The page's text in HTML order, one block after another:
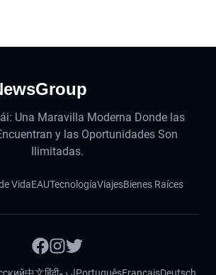
Una Maravilla Moderna Donde las
y las Oportunidades Son
Ilimitadas.
VidaEAUTecnologíaViajesBienes Raíces